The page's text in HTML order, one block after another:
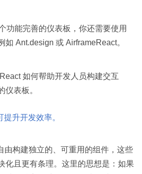
功能完善的仪表板，你还需要使用
如 Ant.design 或 AirframeReact。
如何帮助开发人员构建交互
仪表板。
升开发效率。
由构建独立的、可重用的组件，这些
化且更有条理。这里的思想是：如果